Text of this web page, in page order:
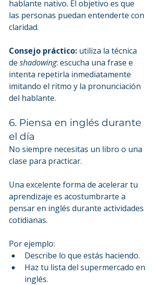
hablante nativo. El objetivo es que
las personas puedan entenderte con
claridad.
Consejo práctico: utiliza la técnica
de shadowing: escucha una frase e
intenta repetirla inmediatamente
imitando el ritmo y la pronunciación
del hablante.
6. Piensa en inglés durante
el día
No siempre necesitas un libro o una
clase para practicar.
Una excelente forma de acelerar tu
aprendizaje es acostumbrarte a
pensar en inglés durante actividades
cotidianas.
Por ejemplo:
Describe lo que estás haciendo.
Haz tu lista del supermercado en
inglés.